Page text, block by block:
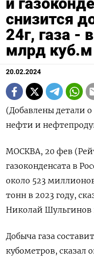
снизится
24г, газа -
млрд куб.м
20.02.2024
(Добавлены детали
нефти и
МОСКВА, 20 фев
газоконденсата в
около 523
тонн в 2023 году,
Николай Шульгинов
Добыча газа
кубометров, сказал